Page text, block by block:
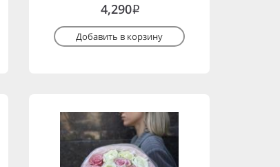
4,290i
Добавить в корзину